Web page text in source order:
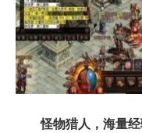
怪物猎人，海量